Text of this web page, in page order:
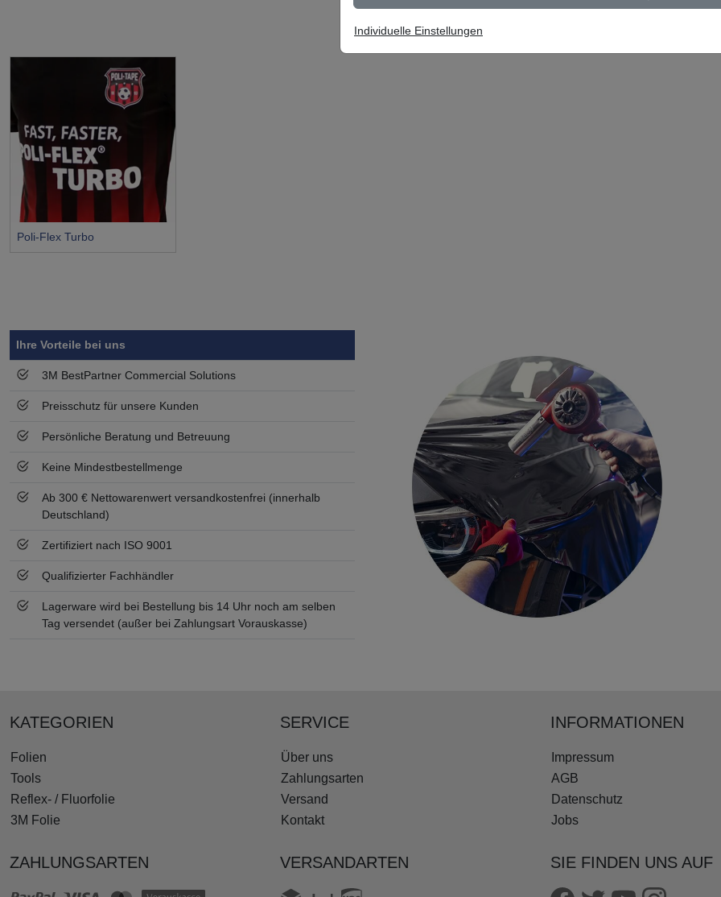
Poli-Flex Turbo
Ihre Vorteile bei uns
3M BestPartner Commercial Solutions
Preisschutz für unsere Kunden
Persönliche Beratung und Betreuung
Keine Mindestbestellmenge
Ab 300 € Nettowarenwert versandkostenfrei (innerhalb
Deutschland)
Zertifiziert nach ISO 9001
Qualifizierter Fachhändler
Lagerware wird bei Bestellung bis 14 Uhr noch am selben
Tag versendet (außer bei Zahlungsart Vorauskasse)
KATEGORIEN
Folien
Tools
Reflex- / Fluorfolie
3M Folie
SERVICE
Über uns
Zahlungsarten
Versand
Kontakt
INFORMATIONEN
Impressum
AGB
Datenschutz
Jobs
ZAHLUNGSARTEN VERSANDARTEN SIE FINDEN UNS AUF
Individuelle Einstellungen